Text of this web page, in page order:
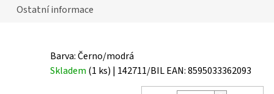
Ostatní informace
Barva: Černo/modrá
Skladem (1 ks) | 142711/BILEAN:8595033362093